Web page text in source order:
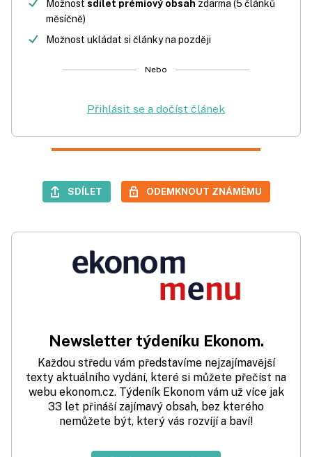
Možnost sdílet prémiový obsah zdarma (5 článků
měsíčně)
Možnost ukládat si články na později
Nebo
Přihlásit se a dočíst článek
SDÍLET ODEMKNOUT ZNÁMÉMU
Newsletter týdeníku Ekonom.
Každou středu vám představíme nejzajímavější
texty aktuálního vydání, které si můžete přečíst na
webu ekonom.cz. Týdeník Ekonom vám už více jak
33 let přináší zajímavý obsah, bez kterého
nemůžete být, který vás rozvíjí a baví!